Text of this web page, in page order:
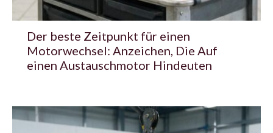
Der beste Zeitpunkt für einen
Motorwechsel: Anzeichen, Die Auf
einen Austauschmotor Hindeuten